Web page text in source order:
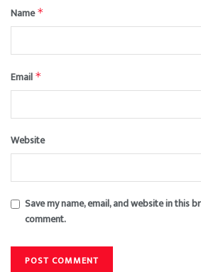
Name*
Email *
Website
Save my name, email, and website in this
comment.